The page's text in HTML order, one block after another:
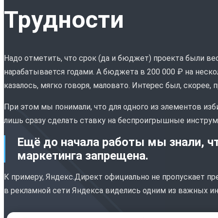
Трудности
Надо отметить, что срок (да и бюджет) проекта были
нарабатывается годами. А бюджета в 200 000 ₽ на
казалось, мягко говоря, маловато. Интерес был, скорее,
При этом мы понимали, что для одного из элементов
лишь сразу сделать ставку на беспроигрышные
Ещё до начала работы мы знали,
маркетинга запрещена.
К примеру, Яндекс.Директ официально не пропускает
в рекламной сети Яндекса виделись одним из важных